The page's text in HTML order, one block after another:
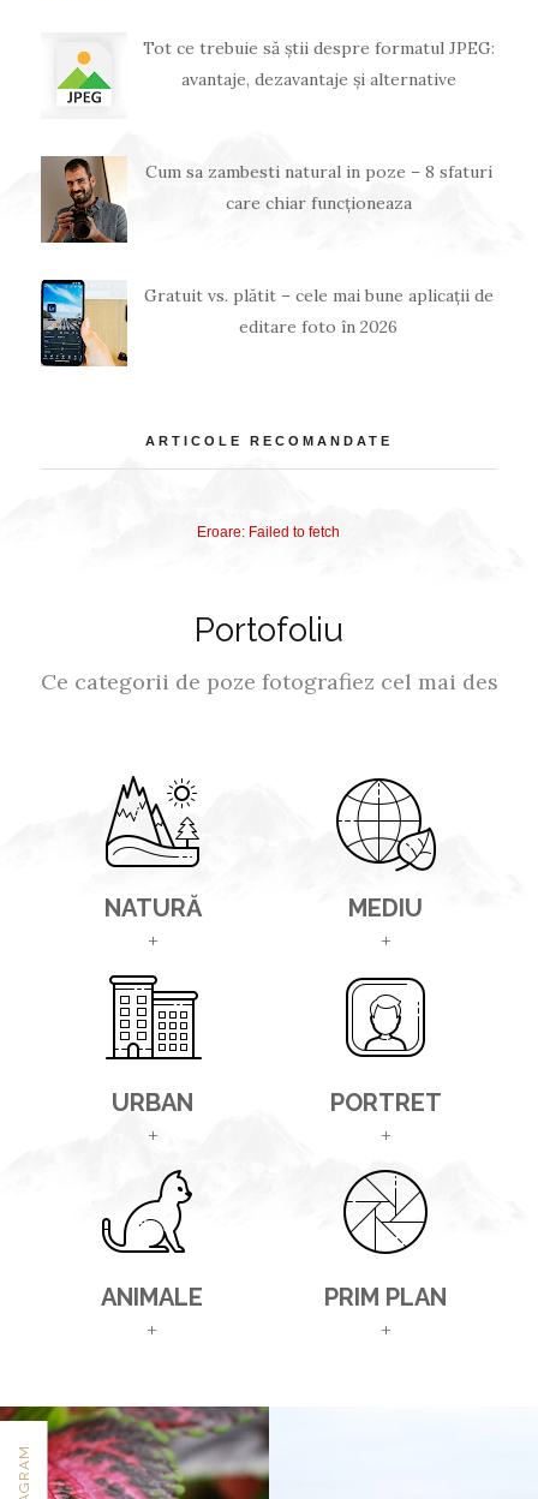
Tot ce trebuie să știi despre formatul JPEG:
avantaje, dezavantaje și alternative
Cum sa zambesti natural in poze – 8 sfaturi
care chiar funcționeaza
Gratuit vs. plătit – cele mai bune aplicații de
editare foto în 2026
ARTICOLE RECOMANDATE
Eroare: Failed to fetch
Portofoliu
Ce categorii de poze fotografiez cel mai des
NATURĂ
+
MEDIU
+
URBAN
+
PORTRET
+
ANIMALE
+
PRIM PLAN
+